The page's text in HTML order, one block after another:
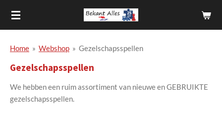
Ga
direct
deHome » Webshop » Gezelschapsspellen
Gezelschapsspellen
We hebben een ruim assortiment van nieuwe en GEBRUIKTE
gezelschapsspellen.